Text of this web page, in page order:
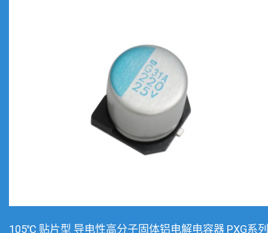
105℃ 贴片型 导电性高分子固体铝电解电容器 PXG系列